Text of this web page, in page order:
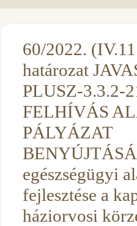
60/2022.
határozat
PLUSZ-3.3.2-
FELHÍVÁS
PÁLYÁZAT
egészségügyi
fejlesztése a
háziorvosi